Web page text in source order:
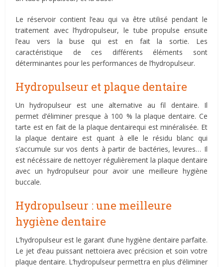
Le réservoir contient l’eau qui va être utilisé pendant le
traitement avec l’hydropulseur, le tube propulse ensuite
l’eau vers la buse qui est en fait la sortie. Les
caractéristique de ces différents éléments sont
déterminantes pour les performances de l’hydropulseur.
Hydropulseur et plaque dentaire
Un hydropulseur est une alternative au fil dentaire. Il
permet d’éliminer presque à 100 % la plaque dentaire. Ce
tarte est en fait de la plaque dentairequi est minéralisée. Et
la plaque dentaire est quant à elle le résidu blanc qui
s’accumule sur vos dents à partir de bactéries, levures… Il
est nécéssaire de nettoyer régulièrement la plaque dentaire
avec un hydropulseur pour avoir une meilleure hygiène
buccale.
Hydropulseur : une meilleure
hygiène dentaire
L’hydropulseur est le garant d’une hygiène dentaire parfaite.
Le jet d’eau puissant nettoiera avec précision et soin votre
plaque dentaire. L’hydropulseur permettra en plus d’éliminer